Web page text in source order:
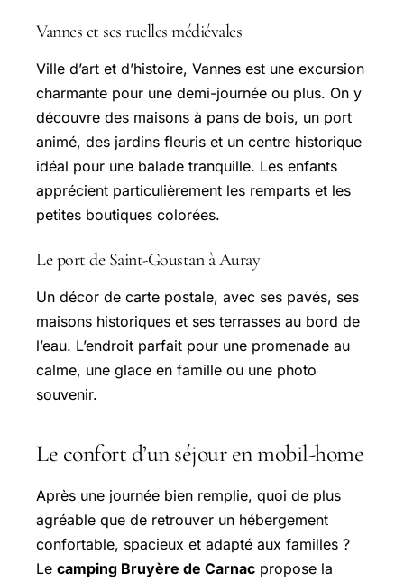
Vannes et ses ruelles médiévales
Ville d’art et d’histoire, Vannes est une excursion
charmante pour une demi-journée ou plus. On y
découvre des maisons à pans de bois, un port
animé, des jardins fleuris et un centre historique
idéal pour une balade tranquille. Les enfants
apprécient particulièrement les remparts et les
petites boutiques colorées.
Le port de Saint-Goustan à Auray
Un décor de carte postale, avec ses pavés, ses
maisons historiques et ses terrasses au bord de
l’eau. L’endroit parfait pour une promenade au
calme, une glace en famille ou une photo
souvenir.
Le confort d’un séjour en mobil-home
Après une journée bien remplie, quoi de plus
agréable que de retrouver un hébergement
confortable, spacieux et adapté aux familles ?
Le camping Bruyère de Carnac propose la